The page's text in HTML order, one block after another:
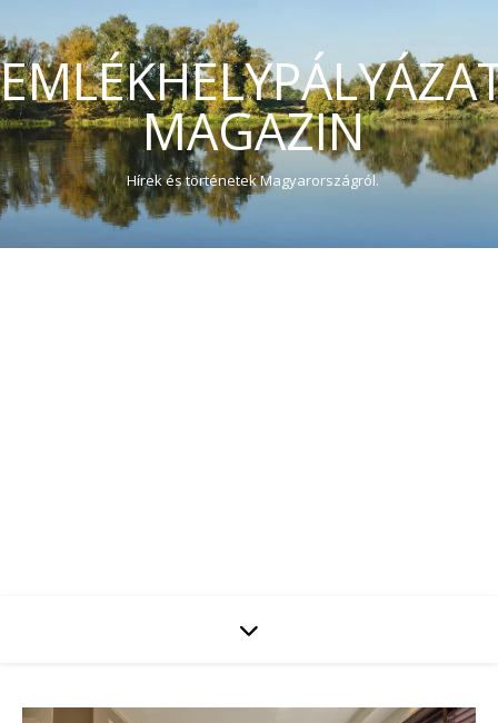
MAGAZIN
Hírek és történetek Magyarországról.